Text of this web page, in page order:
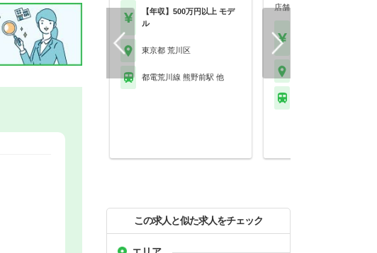
【年収】500万円以上 モデ
ル
東京都 荒川区
都電荒川線 熊野前駅 他
店舗を展開し、ドラッ…
この求人と似た求人をチェック